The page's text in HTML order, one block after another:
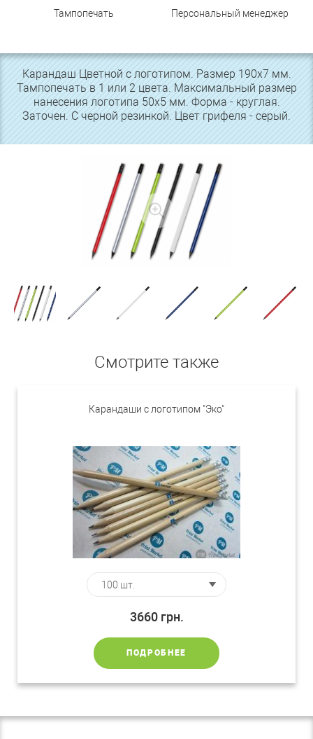
Тампопечать Персональный менеджер
Карандаш Цветной с логотипом. Размер 190х7 мм.
Тампопечать в 1 или 2 цвета. Максимальный размер
нанесения логотипа 50х5 мм. Форма - круглая.
Заточен. С черной резинкой. Цвет грифеля - серый.
Смотрите также
Карандаши с логотипом "Эко"
3660 грн.
ПОДРОБНЕЕ